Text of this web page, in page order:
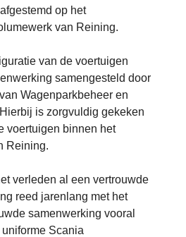
op het
van Reining.
van de voertuigen
samengesteld door
Wagenparkbeheer en
is zorgvuldig gekeken
voertuigen binnen het
Reining.
verleden al een vertrouwde
reed jarenlang met het
samenwerking vooral
Scania